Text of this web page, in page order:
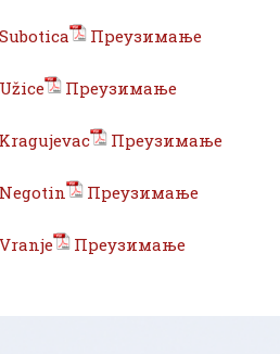
Преузимање
Преузимање
Преузимање
Преузимање
Преузимање